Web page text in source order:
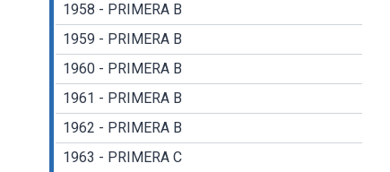
1958 - PRIMERA B
1959 - PRIMERA B
1960 - PRIMERA B
1961 - PRIMERA B
1962 - PRIMERA B
1963 - PRIMERA C